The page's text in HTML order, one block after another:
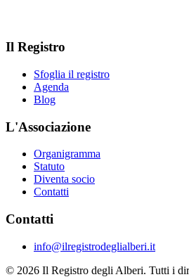
Il Registro
Sfoglia il registro
Agenda
Blog
L'Associazione
Organigramma
Statuto
Diventa socio
Contatti
Contatti
info@ilregistrodeglialberi.it
© 2026 Il Registro degli Alberi. Tutti i